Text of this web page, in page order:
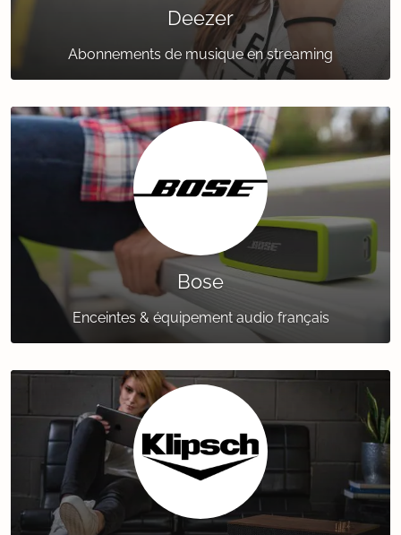
Deezer
Abonnements de musique en streaming
Bose
Enceintes & équipement audio français